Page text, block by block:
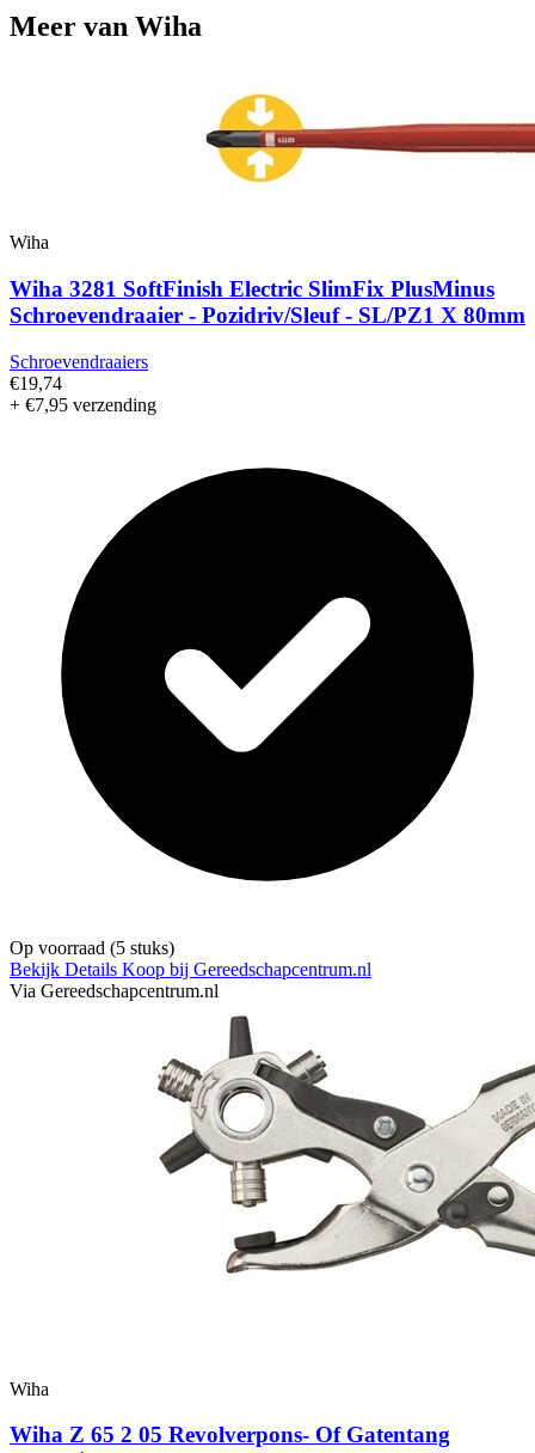
Meer van Wiha
Wiha
Wiha 3281 SoftFinish Electric SlimFix PlusMinus
Schroevendraaier - Pozidriv/Sleuf - SL/PZ1 X 80mm
Schroevendraaiers
€19,74
+ €7,95 verzending
Op voorraad (5 stuks)
Bekijk Details Koop bij Gereedschapcentrum.nl
Via Gereedschapcentrum.nl
Wiha
Wiha Z 65 2 05 Revolverpons- Of Gatentang